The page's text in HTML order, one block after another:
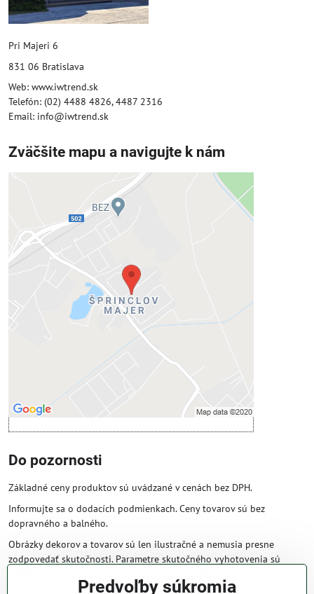
Pri Majeri 6
831 06 Bratislava
Web: www.iwtrend.sk
Telefón: (02) 4488 4826, 4487 2316
Email: info@iwtrend.sk
Zväčšite mapu a navigujte k nám
Externý obsah je blokovaný
Prajete si načítať externý obsah?
Povoliť tentokrát
Povoliť a zapamätať - súhlas s druhom
cookie: Funkčné
Otvoriť obsah v novom okne
Do pozornosti
Základné ceny produktov sú uvádzané v cenách bez DPH.
Informujte sa o dodacích podmienkach. Ceny tovarov sú bez
dopravného a balného.
Obrázky dekorov a tovarov sú len ilustračné a nemusia presne
zodpovedať skutočnosti. Parametre skutočného vyhotovenia sú
Predvoľby súkromia